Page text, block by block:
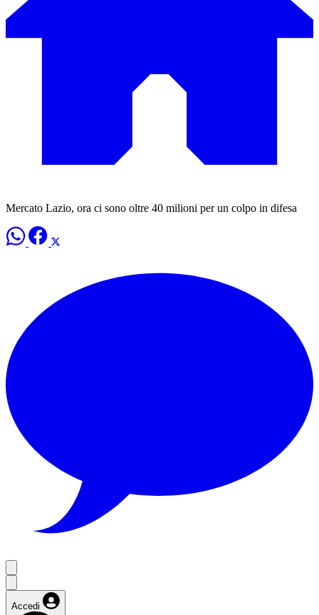
Mercato Lazio, ora ci sono oltre 40 milioni per un colpo in difesa
Accedi